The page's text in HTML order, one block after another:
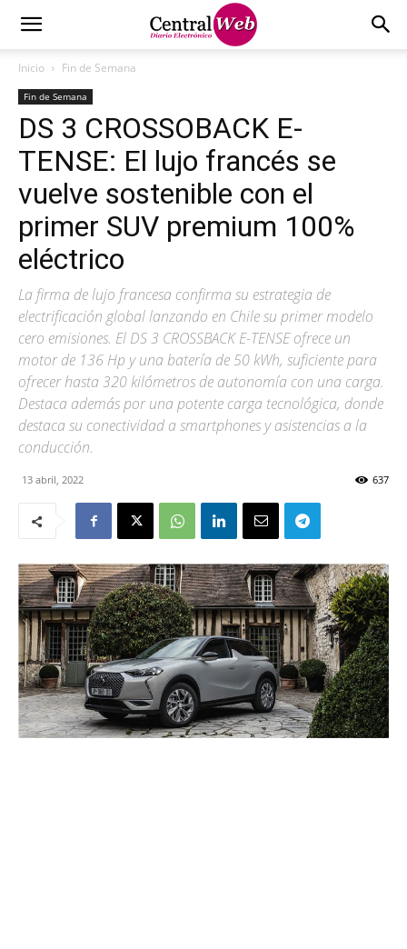
Inicio Fin de Semana
Fin de Semana
DS 3 CROSSOBACK E-
TENSE: El lujo francés se
vuelve sostenible con el
primer SUV premium 100%
eléctrico
La firma de lujo francesa confirma su estrategia de
electrificación global lanzando en Chile su primer modelo
cero emisiones. El DS 3 CROSSBACK E-TENSE ofrece un
motor de 136 Hp y una batería de 50 kWh, suficiente para
ofrecer hasta 320 kilómetros de autonomía con una carga.
Destaca además por una potente carga tecnológica, donde
destaca su conectividad a smartphones y asistencias a la
conducción.
13 abril, 2022 637